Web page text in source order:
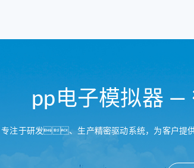
pp电子模拟器 —
专注于研发、生产精密驱动系统，为客户提